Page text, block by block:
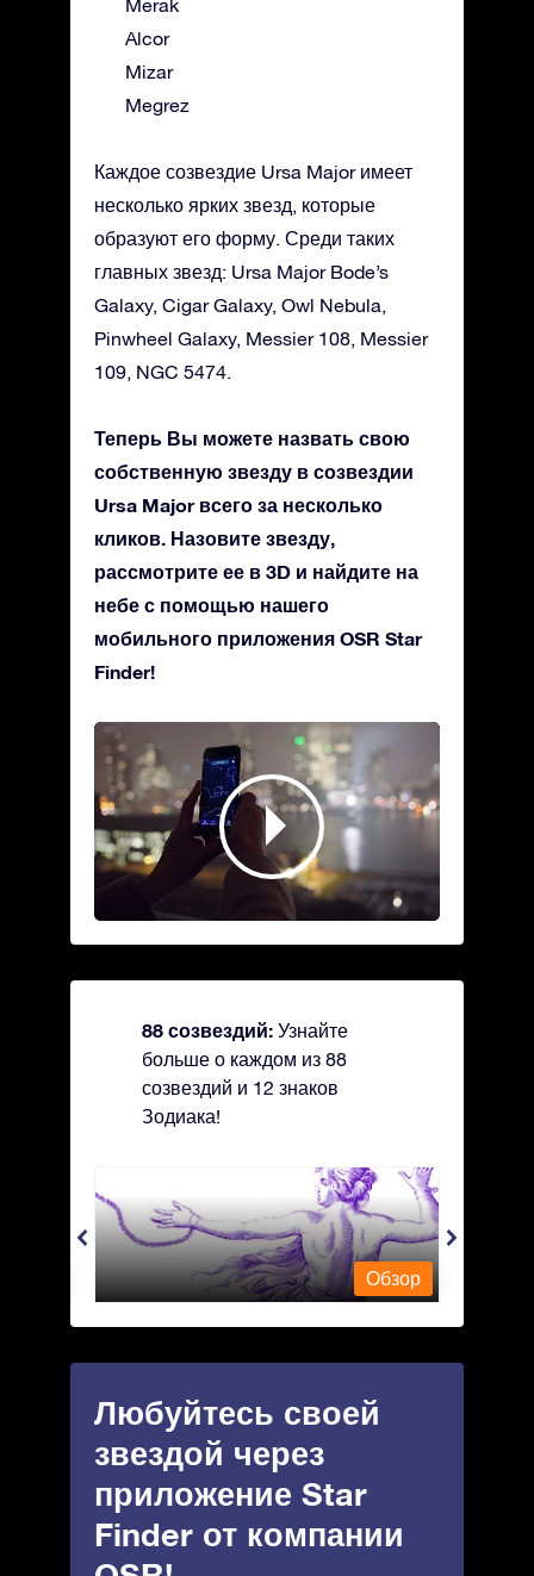
Merak
Alcor
Mizar
Megrez
Каждое созвездие Ursa Major имеет
несколько ярких звезд, которые
образуют его форму. Среди таких
главных звезд: Ursa Major Bode’s
Galaxy, Cigar Galaxy, Owl Nebula,
Pinwheel Galaxy, Messier 108, Messier
109, NGC 5474.
Теперь Вы можете назвать свою
собственную звезду в созвездии
Ursa Major всего за несколько
кликов. Назовите звезду,
рассмотрите ее в 3D и найдите на
небе с помощью нашего
мобильного приложения OSR Star
Finder!
88 созвездий: Узнайте
больше о каждом из 88
созвездий и 12 знаков
Зодиака!
Andromeda - Андромеда
Обзор
Любуйтесь своей
звездой через
приложение Star
Finder от компании